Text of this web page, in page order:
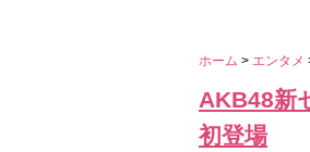
ホーム > エンタメ
AKB48新
初登場